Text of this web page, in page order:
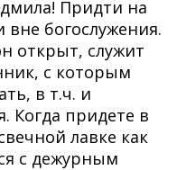
Придти на
богослужения.
открыт, служит
с которым
в т.ч. и
Когда придете в
лавке как
с дежурным